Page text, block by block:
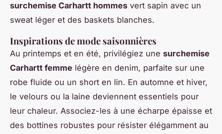
surchemise Carhartt hommes vert sapin avec un
sweat léger et des baskets blanches.
Inspirations de mode saisonnières
Au printemps et en été, privilégiez une surchemise
Carhartt femme légère en denim, parfaite sur une
robe fluide ou un short en lin. En automne et hiver,
le velours ou la laine deviennent essentiels pour
leur chaleur. Associez-les à une écharpe épaisse et
des bottines robustes pour résister élégamment au